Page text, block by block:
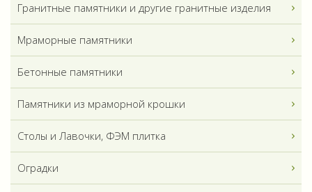
Гранитные памятники и другие гранитные изделия
Мраморные памятники
Бетонные памятники
Памятники из мраморной крошки
Столы и Лавочки, ФЭМ плитка
Оградки